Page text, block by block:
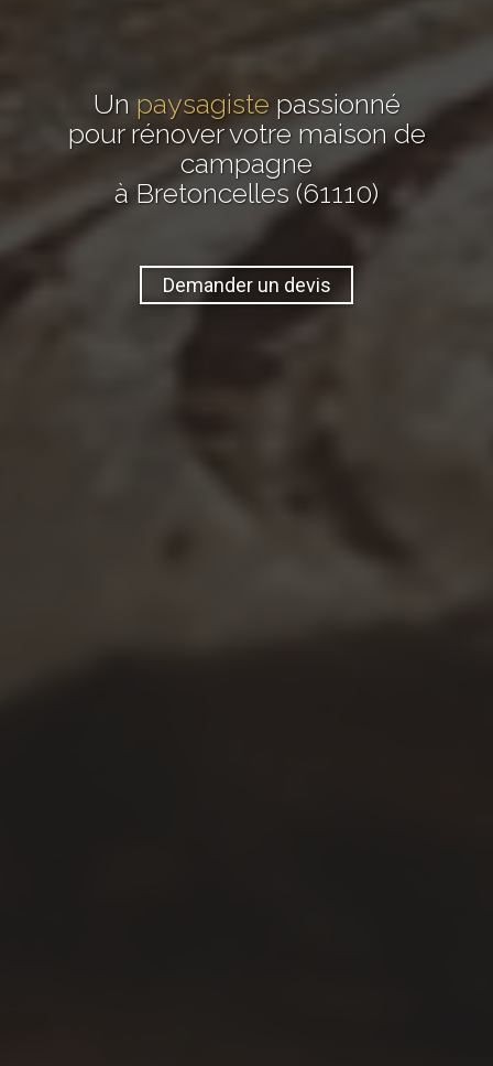
Un paysagiste passionné
pour rénover votre maison de
campagne
à Bretoncelles (61110)
Demander un devis